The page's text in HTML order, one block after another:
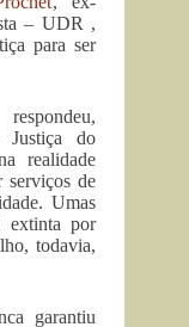
– UDR ,
para ser
Justiça do
realidade
serviços de
Umas
extinta por
todavia,
garantiu